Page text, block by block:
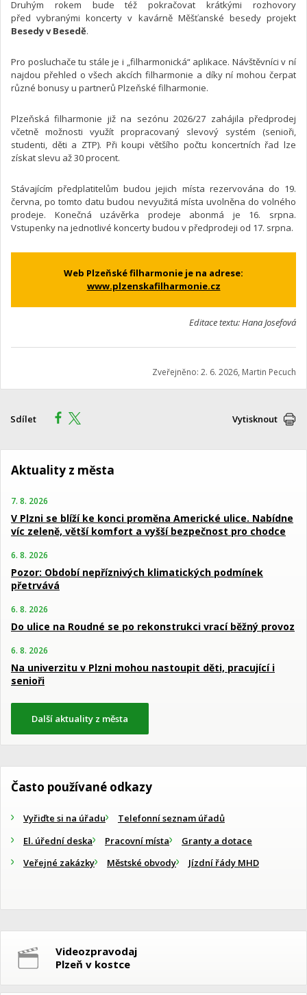
Druhým rokem bude též pokračovat krátkými rozhovory
před vybranými koncerty v kavárně Měšťanské besedy projekt
Besedy v Besedě.
Pro posluchače tu stále je i „filharmonická“ aplikace. Návštěvníci v ní
najdou přehled o všech akcích filharmonie a díky ní mohou čerpat
různé bonusy u partnerů Plzeňské filharmonie.
Plzeňská filharmonie již na sezónu 2026/27 zahájila předprodej
včetně možnosti využít propracovaný slevový systém (senioři,
studenti, děti a ZTP). Při koupi většího počtu koncertních řad lze
získat slevu až 30 procent.
Stávajícím předplatitelům budou jejich místa rezervována do 19.
června, po tomto datu budou nevyužitá místa uvolněna do volného
prodeje. Konečná uzávěrka prodeje abonmá je 16. srpna.
Vstupenky na jednotlivé koncerty budou v předprodeji od 17. srpna.
Web Plzeňské filharmonie je na adrese:
www.plzenskafilharmonie.cz
Editace textu: Hana Josefová
Zveřejněno: 2. 6. 2026, Martin Pecuch
Sdílet Vytisknout
Aktuality z města
7. 8. 2026
V Plzni se blíží ke konci proměna Americké ulice. Nabídne
víc zeleně, větší komfort a vyšší bezpečnost pro chodce
6. 8. 2026
Pozor: Období nepříznivých klimatických podmínek
přetrvává
6. 8. 2026
Do ulice na Roudné se po rekonstrukci vrací běžný provoz
6. 8. 2026
Na univerzitu v Plzni mohou nastoupit děti, pracující i
senioři
Další aktuality z města
Často používané odkazy
Vyřiďte si na úřadu
Telefonní seznam úřadů
El. úřední deska
Pracovní místa
Granty a dotace
Veřejné zakázky
Městské obvody Jízdní řády MHD
Videozpravodaj
Plzeň v kostce